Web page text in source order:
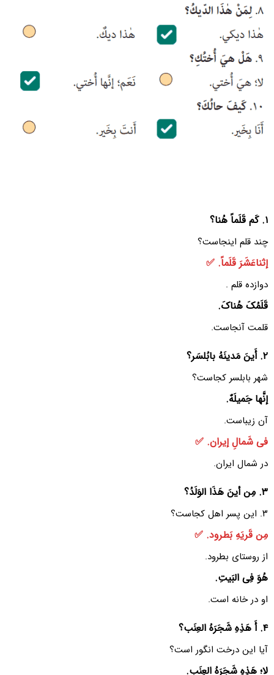
۱. کَم قَلَماً هُنا؟
چند قلم اینجاست؟
إثناعَشَرَ قَلَماً. ✅
دوازده قلم .
قَلَمُکَ هُناکَ.
قلمت آنجاست.
۲. أَینَ مَدینَهُ بابُلسَر؟
شهر بابلسر کجاست؟
إنَّها جَمیلَهٌ.
آن زیباست.
فی شَمالِ إیران. ✅
در شمال ایران.
۳. مِن أینَ هَذَا الوَلَدُ؟
۳. این پسر اهل کجاست؟
مِن قَریَهِ بَطرود. ✅
از روستای بطرود.
هُوَ فِی البَیتِ.
او در خانه است.
۴. أَ هَذِهِ شَجَرَهُ العِنَب؟
آیا این درخت انگور است؟
لا؛ هَذِهِ شَجَرَهُ العِنَب.